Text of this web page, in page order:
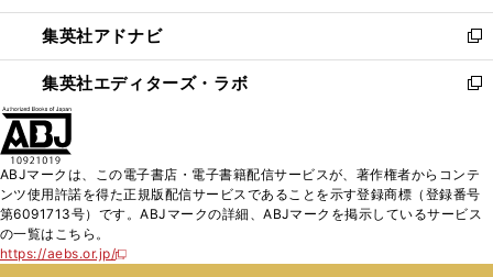
開
く
ウ
で
開
く
ン
ド
ウ
で
ウ
ィ
ン
ド
く
集英社アドナビ
新
し
い
ド
ウ
で
集英社エディターズ・ラボ
新
ィ
ン
ド
ABJマークは、この電子書店・電子書籍配信サービスが、著作権者からコンテ
ンツ使用許諾を得た正規版配信サービスであることを示す登録商標（登録番号
第6091713号）です。ABJマークの詳細、ABJマークを掲示しているサービス
の一覧はこちら。
https://aebs.or.jp/
新